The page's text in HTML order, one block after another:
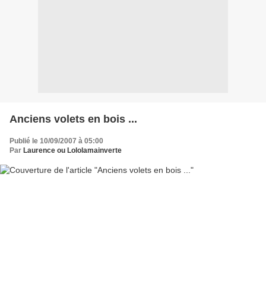
Anciens volets en bois ...
Publié le 10/09/2007 à 05:00
Par Laurence ou Lololamainverte